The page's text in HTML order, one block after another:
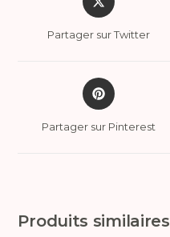
Partager sur Twitter
Partager sur Pinterest
Produits similaires